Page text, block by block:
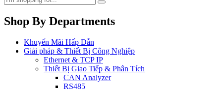
Shop By Departments
Khuyến Mãi Hấp Dẫn
Giải pháp & Thiết Bị Công Nghiệp
Ethernet & TCP IP
Thiết Bị Giao Tiếp & Phân Tích
CAN Analyzer
RS485